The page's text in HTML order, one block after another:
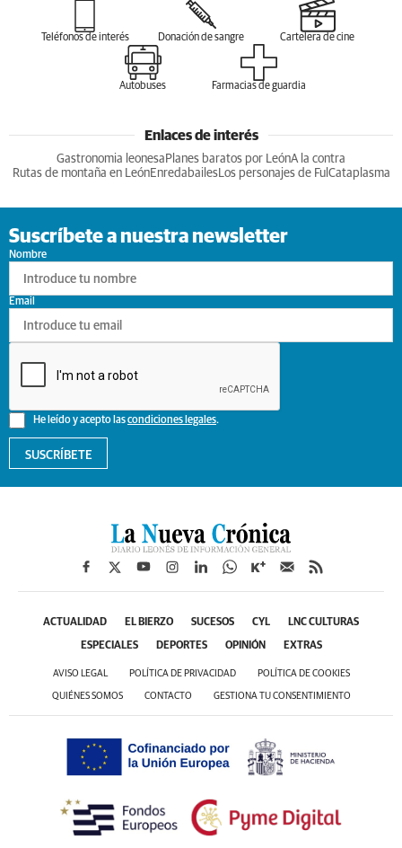
Teléfonos de interés Donación de sangre Cartelera de cine
Autobuses Farmacias de guardia
Enlaces de interés
Gastronomia leonesa Planes baratos por LeónA la contra
Rutas de montaña en LeónEnredabailesLos personajes de Ful Cataplasma
Suscríbete a nuestra newsletter
Nombre
He leído y acepto lascondiciones legales.
Email
SUSCRÍBETE
ACTUALIDAD EL BIERZO SUCESOS CYL LNC CULTURAS
ESPECIALES DEPORTES OPINIÓN EXTRAS
AVISO LEGAL POLÍTICA DE PRIVACIDAD POLÍTICA DE COOKIES
QUIÉNES SOMOS CONTACTO GESTIONA TU CONSENTIMIENTO